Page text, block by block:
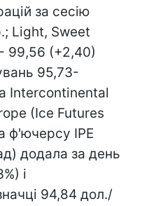
за сесію
Light, Sweet
99,56 (+2,40)
95,73-
Intercontinental
(Iсe Futures
ф'ючерсу IPE
додала за день
і
94,84 дол./